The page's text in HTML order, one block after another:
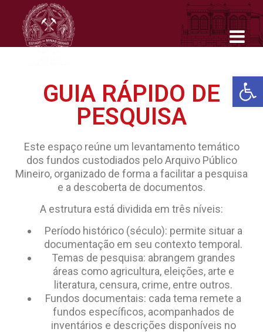
Barra de
GUIA RÁPIDO DE
PESQUISA
Este espaço reúne um levantamento temático
dos fundos custodiados pelo Arquivo Público
Mineiro, organizado de forma a facilitar a pesquisa
e a descoberta de documentos.
A estrutura está dividida em três níveis:
Período histórico (século): permite situar a
documentação em seu contexto temporal.
Temas de pesquisa: abrangem grandes
áreas como agricultura, eleições, arte e
literatura, censura, crime, entre outros.
Fundos documentais: cada tema remete a
fundos específicos, acompanhados de
inventários e descrições disponíveis no